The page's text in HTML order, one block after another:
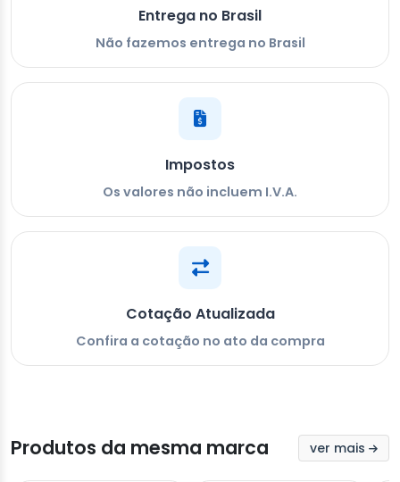
Entrega no Brasil
Não fazemos entrega no Brasil
Impostos
Os valores não incluem I.V.A.
Cotação Atualizada
Confira a cotação no ato da compra
Produtos da mesma marca ver mais